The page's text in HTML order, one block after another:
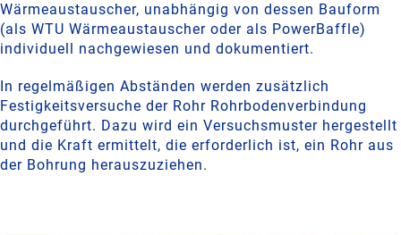
Wärmeaustauscher, unabhängig von dessen Bauform
(als WTU Wärmeaustauscher oder als PowerBaffle)
individuell nachgewiesen und dokumentiert.
In regelmäßigen Abständen werden zusätzlich
Festigkeitsversuche der Rohr Rohrbodenverbindung
durchgeführt. Dazu wird ein Versuchsmuster hergestellt
und die Kraft ermittelt, die erforderlich ist, ein Rohr aus
der Bohrung herauszuziehen.